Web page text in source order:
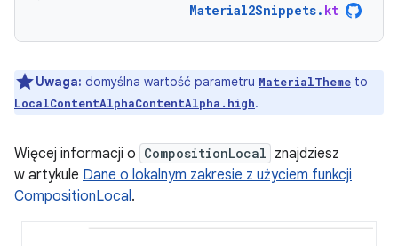
Material2Snippets. kt
Uwaga: domyślna wartość parametru MaterialTheme to
LocalContentAlphaContentAlpha.high.
Więcej informacji o CompositionLocal znajdziesz
w artykule Dane o lokalnym zakresie z użyciem funkcji
CompositionLocal.